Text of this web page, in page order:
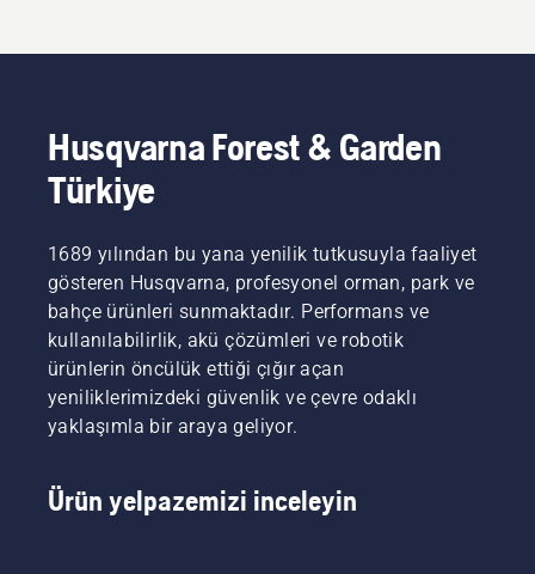
Husqvarna Forest & Garden
Türkiye
1689 yılından bu yana yenilik tutkusuyla faaliyet
gösteren Husqvarna, profesyonel orman, park ve
bahçe ürünleri sunmaktadır. Performans ve
kullanılabilirlik, akü çözümleri ve robotik
ürünlerin öncülük ettiği çığır açan
yeniliklerimizdeki güvenlik ve çevre odaklı
yaklaşımla bir araya geliyor.
Ürün yelpazemizi inceleyin